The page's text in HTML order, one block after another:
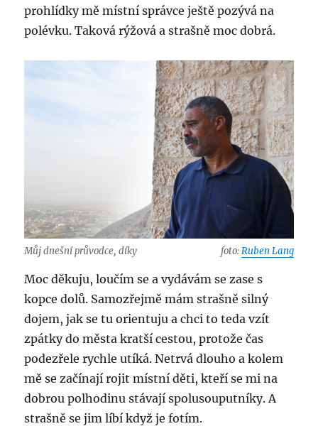
prohlídky mě místní správce ještě pozývá na
polévku. Taková rýžová a strašně moc dobrá.
Můj dnešní průvodce, díky foto:Ruben Lang
Moc děkuju, loučím se a vydávám se zase s
kopce dolů. Samozřejmě mám strašně silný
dojem, jak se tu orientuju a chci to teda vzít
zpátky do města kratší cestou, protože čas
podezřele rychle utíká. Netrvá dlouho a kolem
mě se začínají rojit místní děti, kteří se mi na
dobrou polhodinu stávají spolusouputníky. A
strašně se jim líbí když je fotím.